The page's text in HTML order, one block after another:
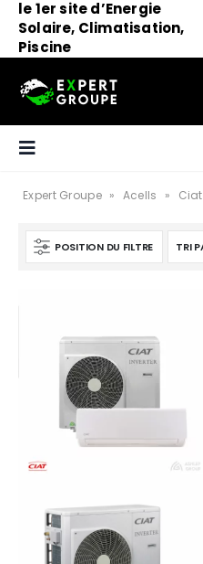
le 1er site d’Energie
Solaire, Climatisation,
Piscine
Expert Groupe » Acells » Ciat
POSITION DU FILTRE